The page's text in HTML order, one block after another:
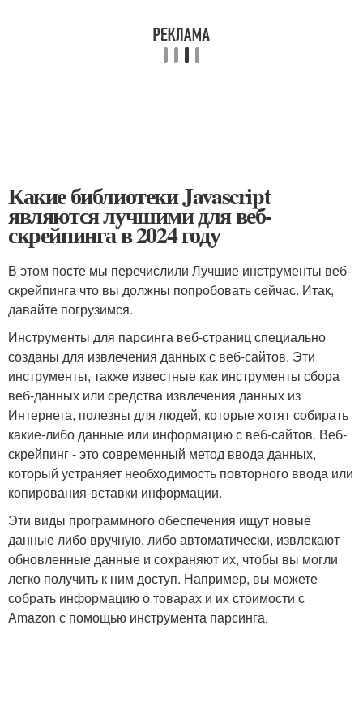
Какие библиотеки Javascript
являются лучшими для веб-
скрейпинга в 2024 году
В этом посте мы перечислили Лучшие инструменты веб-
скрейпинга что вы должны попробовать сейчас. Итак,
давайте погрузимся.
Инструменты для парсинга веб-страниц специально
созданы для извлечения данных с веб-сайтов. Эти
инструменты, также известные как инструменты сбора
веб-данных или средства извлечения данных из
Интернета, полезны для людей, которые хотят собирать
какие-либо данные или информацию с веб-сайтов. Веб-
скрейпинг - это современный метод ввода данных,
который устраняет необходимость повторного ввода или
копирования-вставки информации.
Эти виды программного обеспечения ищут новые
данные либо вручную, либо автоматически, извлекают
обновленные данные и сохраняют их, чтобы вы могли
легко получить к ним доступ. Например, вы можете
собрать информацию о товарах и их стоимости с
Amazon с помощью инструмента парсинга.